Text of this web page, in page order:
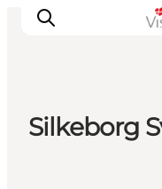
Silkeborg